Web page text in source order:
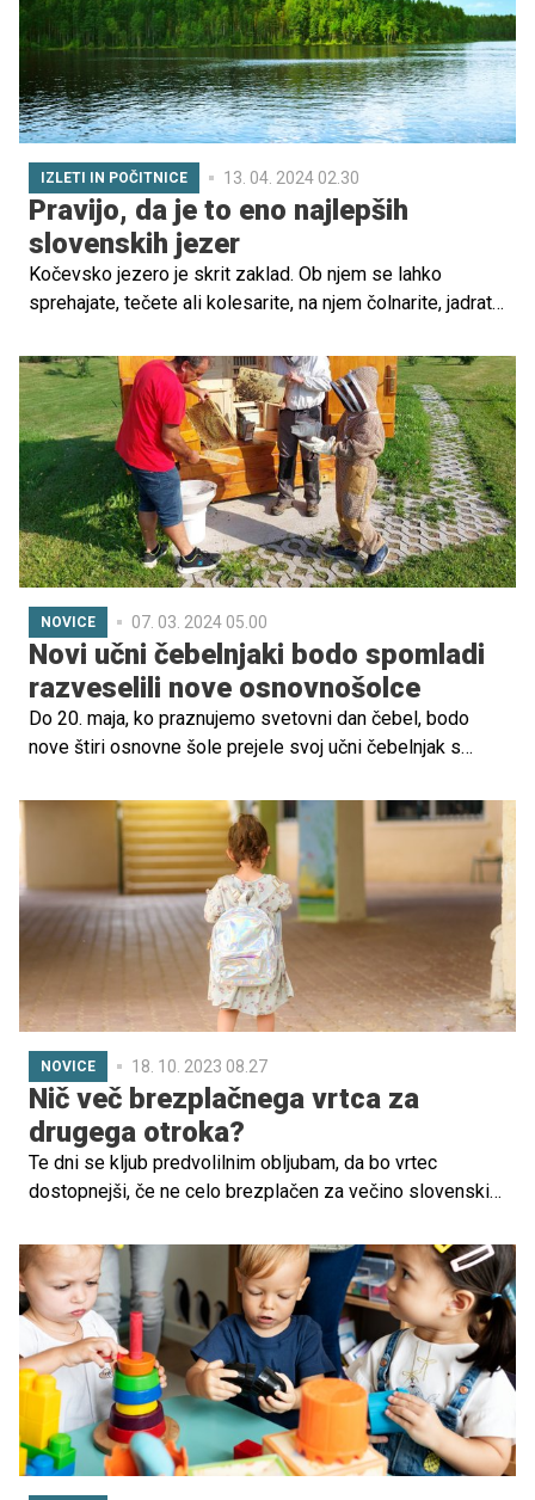
OTO.
IZLETI IN POČITNICE 13. 04. 2024 02.30
Pravijo, da je to eno najlepših
slovenskih jezer
Kočevsko jezero je skrit zaklad. Ob njem se lahko
sprehajate, tečete ali kolesarite, na njem čolnarite, jadrate
poleti privablja tudi plavalce, jezero pa je priljubljeno tudi
pri ribičih.
NOVICE 07. 03. 2024 05.00
Novi učni čebelnjaki bodo spomladi
razveselili nove osnovnošolce
Do 20. maja, ko praznujemo svetovni dan čebel, bodo
nove štiri osnovne šole prejele svoj učni čebelnjak s
čebelarskih krožkov kot spodbuda pri učenju o čebelah,
pridobitve pa se bodo tokrat veselili v občinah Črna na
Koroškem, Kranj, Tabor in Zavrč. Skupaj z novimi
postavitvami bo to pomlad po Sloveniji postavljenih že
20 učnih čebelnjakov, #PRVAčebela pa s tem utrjuje
status ene najuspešnejših pobud za ohranjanje čebel in
slovenske tradicije čebelarstva.
NOVICE 18. 10. 2023 08.27
Nič več brezplačnega vrtca za
drugega otroka?
Te dni se kljub predvolilnim obljubam, da bo vrtec
dostopnejši, če ne celo brezplačen za večino slovenskih
dobrega. Minister za izobraževanje Darjo Felda je namreč
podal predlog, da bi začasno ukinili brezplačen vrtec za
drugega otroka (ob hkratni vključenosti dveh otrok v
vrtec), starši pa bi po novem plačevali 30 odstotkov
polne cene. Kaj to pomeni v praksi?